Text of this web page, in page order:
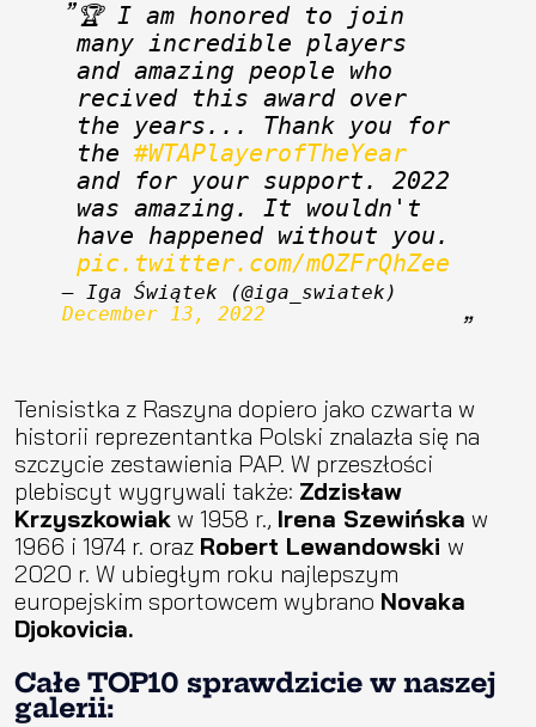
🏆 I am honored to join
many incredible players
and amazing people who
recived this award over
the years... Thank you for
the #WTAPlayerofTheYear
and for your support. 2022
was amazing. It wouldn't
pic.twitter.com/mOZFrQhZee
December 13, 2022
Tenisistka z Raszyna dopiero jako czwarta w
historii reprezentantka Polski znalazła się na
szczycie zestawienia PAP. W przeszłości
plebiscyt wygrywali także: Zdzisław
Krzyszkowiak w 1958 r., Irena Szewińska w
1966 i 1974 r. oraz Robert Lewandowski w
2020 r. W ubiegłym roku najlepszym
europejskim sportowcem wybrano Novaka
Djokovicia.
Całe TOP10 sprawdzicie w naszej
galerii: